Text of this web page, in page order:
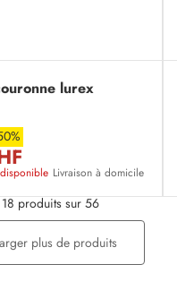
lurex
Livraison à domicile
18 produits sur 56
plus de produits